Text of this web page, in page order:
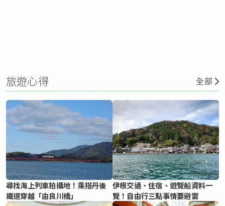
旅遊心得 全部
尋找海上列車拍攝地！乘搭丹後
鐵道穿越「由良川橋」
伊根交通、住宿、遊覽船資料一
覽！自由行三點事情要避雷